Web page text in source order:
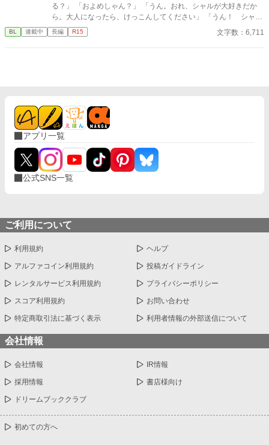
る？」 「およめしゃん？」 「うん。おれ、シャルが大好きだか
ら。大人になったら、けっこんしてください」 「うん！ シャル
もリュシーしゃま、だいしゅき！ およめしゃん、なる！」 ✩
✩ ✩ 幼き日に交わした『約束』。その約束が果たされたの
更新、遅筆なのでゆっくりペースにはなりますが、完結は保証い
たします。 ☆8/6 6時更新 HOT女性向けランキング64位！ ありが
とうございます😊
BL 連載中 長編 R15 文字数：6,711
アプリ一覧
公式SNS一覧
ご利用について
利用規約 ヘルプ
アルファコイン利用規約 投稿ガイドライン
レンタルサービス利用規約 プライバシーポリシー
スコア利用規約 お問い合わせ
特定商取引法に基づく表示 利用者情報の外部送信について
会社情報
会社情報 IR情報
採用情報 書店様向け
ドリームブッククラブ
初めての方へ